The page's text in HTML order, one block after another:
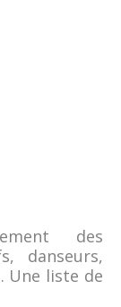
des
danseurs,
Une liste de